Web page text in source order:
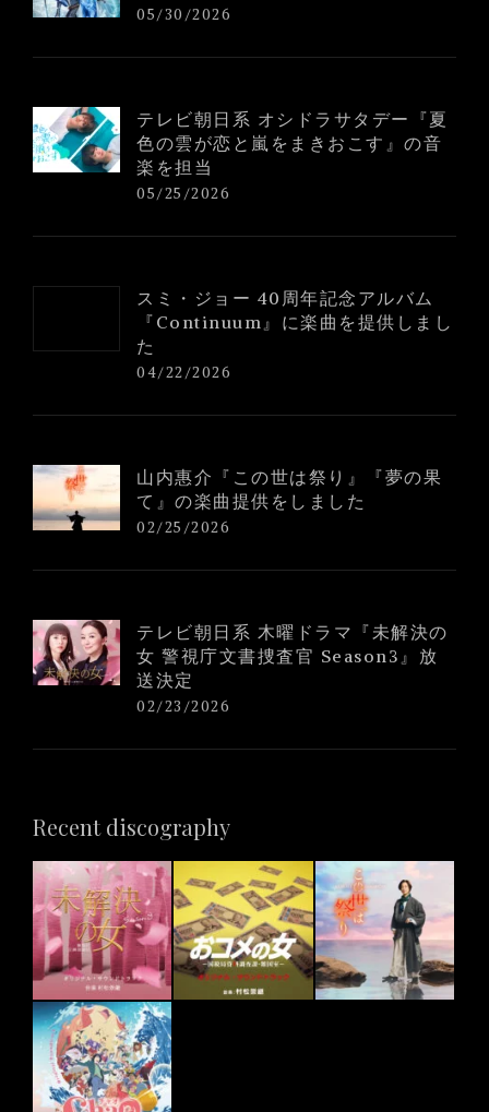
05/30/2026
テレビ朝日系 オシドラサタデー『夏
色の雲が恋と嵐をまきおこす』の音
楽を担当
05/25/2026
スミ・ジョー 40周年記念アルバム
『Continuum』に楽曲を提供しまし
た
04/22/2026
山内惠介『この世は祭り』『夢の果
て』の楽曲提供をしました
02/25/2026
テレビ朝日系 木曜ドラマ『未解決の
女 警視庁文書捜査官 Season3』放
送決定
02/23/2026
Recent discography